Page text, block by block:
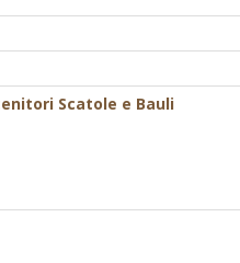
Scatole e Bauli